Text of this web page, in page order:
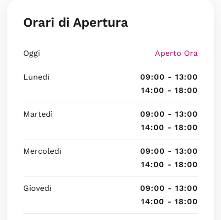
Orari di Apertura
Oggi Aperto Ora
Lunedì
09:00 - 13:00
14:00 - 18:00
Martedì
09:00 - 13:00
14:00 - 18:00
Mercoledì
09:00 - 13:00
14:00 - 18:00
Giovedì
09:00 - 13:00
14:00 - 18:00